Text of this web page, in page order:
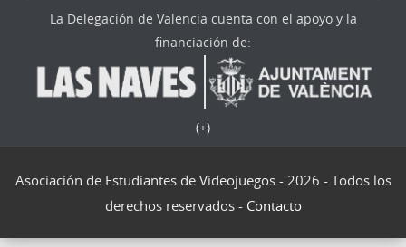
La Delegación de Valencia cuenta con el apoyo y la
financiación de:
(+)
Asociación de Estudiantes de Videojuegos - 2026 - Todos los
derechos reservados - Contacto